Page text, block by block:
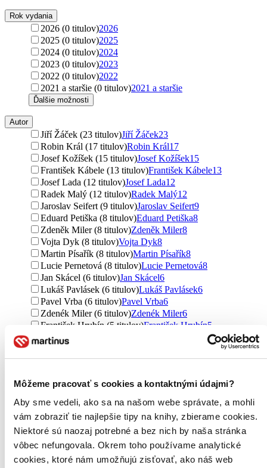
Môžeme pracovať s cookies a kontaktnými údajmi?
Aby sme vedeli, ako sa na našom webe správate, a mohli
vám zobraziť tie najlepšie tipy na knihy, zbierame cookies.
Niektoré sú naozaj potrebné a bez nich by naša stránka
vôbec nefungovala. Okrem toho používame analytické
cookies, ktoré nám umožňujú zisťovať, ako náš web
Rok vydania
2026 (0 titulov)2026
2025 (0 titulov)2025
2024 (0 titulov)2024
2023 (0 titulov)2023
2022 (0 titulov)2022
2021 a staršie (0 titulov)2021 a staršie
Ďalšie možnosti
Autor
Jiří Žáček (23 titulov)Jiří Žáček23
Robin Král (17 titulov)Robin Král17
Josef Kožíšek (15 titulov)Josef Kožíšek15
František Kábele (13 titulov)František Kábele13
Josef Lada (12 titulov)Josef Lada12
Radek Malý (12 titulov)Radek Malý12
Jaroslav Seifert (9 titulov)Jaroslav Seifert9
Eduard Petiška (8 titulov)Eduard Petiška8
Zdeněk Miler (8 titulov)Zdeněk Miler8
Vojta Dyk (8 titulov)Vojta Dyk8
Martin Písařík (8 titulov)Martin Písařík8
Lucie Pernetová (8 titulov)Lucie Pernetová8
Jan Skácel (6 titulov)Jan Skácel6
Lukáš Pavlásek (6 titulov)Lukáš Pavlásek6
Pavel Vrba (6 titulov)Pavel Vrba6
Zdenék Miler (6 titulov)Zdenék Miler6
František Hrubín (5 titulov)František Hrubín5
Alena Müllerová (5 titulov)
5
Jarmila Urbánková5
Denisa Grimmová (5 titulov)Denisa Grimmová5
Jan Vodňanský (4 tituly)Jan Vodňanský4
Milena Lukešová (4 tituly) Milena Lukešová
Vlasta Baránková (4 tituly) Vlasta Baránková4
Blanka Ježková (4 tituly)Blanka Ježková4
Lída Brychtová (4 tituly)Lída Brychtová4
Kateřina Kofroňová (4 tituly)Kateřina Kofroňová4
Honza Volf (3 tituly)Honza Volf3